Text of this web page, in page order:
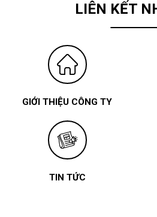
LIÊN KẾT
GIỚI THIỆU CÔNG TY
TIN TỨC